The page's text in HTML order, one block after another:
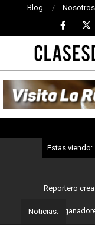
Blog Nosotros
CLASES
DE
Estas viendo:
Reportero
Noticias:
son los ganadores